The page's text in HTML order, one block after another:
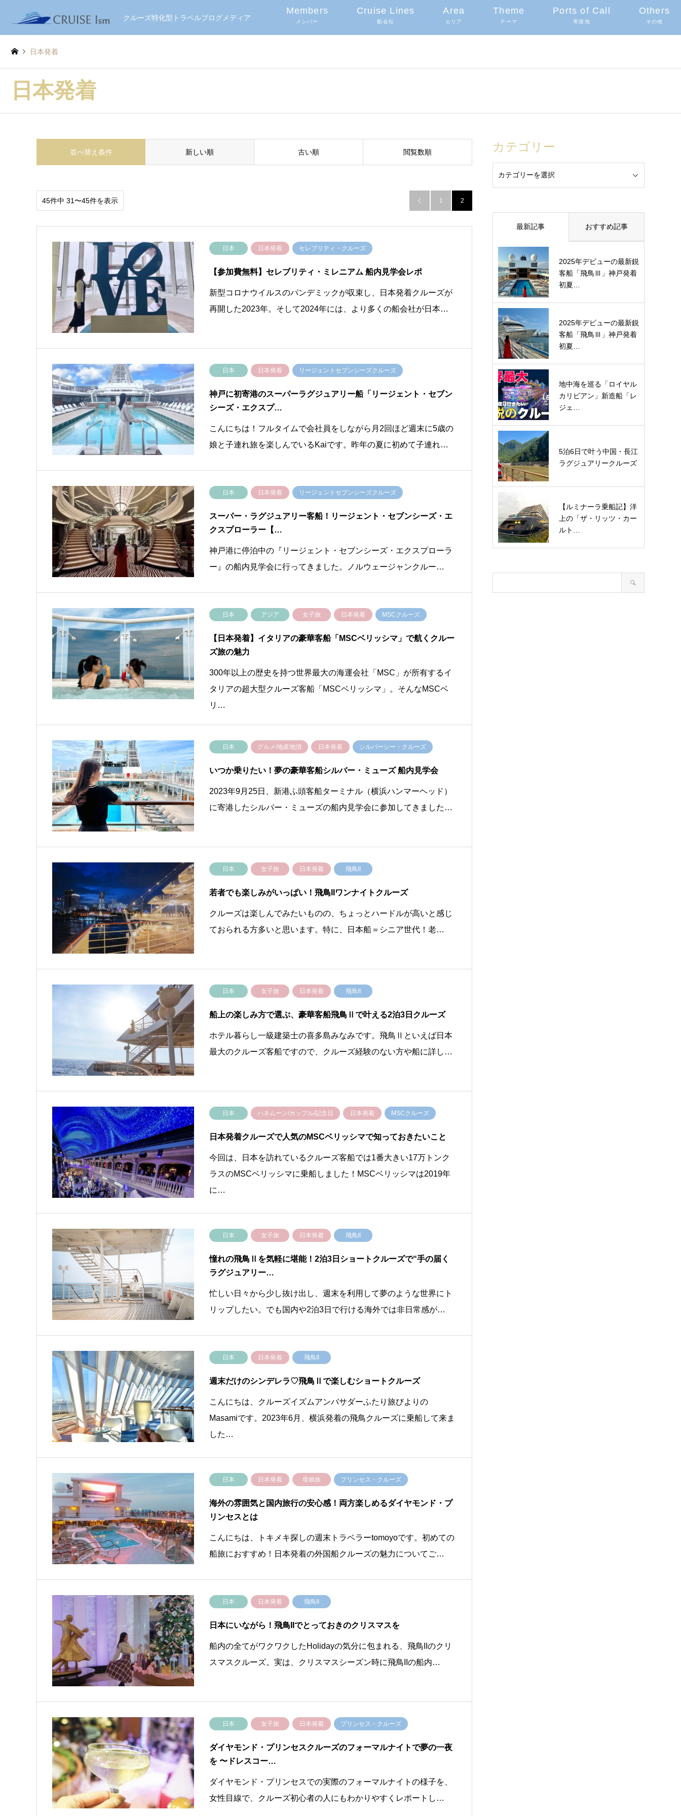
クルーズ特化型トラベルブログメディア
Members
メンバー
Cruise Lines
船会社
Area
エリア
Theme
テーマ
Ports of Call
寄港地
Others
その他
日本発着
日本発着
並べ替え条件 新しい順 古い順 閲覧数順
45件中 31〜45件を表示  1 2
日本 日本発着 セレブリティ・クルーズ
【参加費無料】セレブリティ・ミレニアム 船内見学会レポ
新型コロナウイルスのパンデミックが収束し、日本発着クルーズが
再開した2023年。そして2024年には、より多くの船会社が日本…
日本 日本発着 リージェントセブンシーズクルーズ
神戸に初寄港のスーパーラグジュアリー船「リージェント・セブン
シーズ・エクスプ…
こんにちは！フルタイムで会社員をしながら月2回ほど週末に5歳の
娘と子連れ旅を楽しんでいるKaiです。昨年の夏に初めて子連れ…
日本 日本発着 リージェントセブンシーズクルーズ
スーパー・ラグジュアリー客船！リージェント・セブンシーズ・エ
クスプローラー【…
神戸港に停泊中の『リージェント・セブンシーズ・エクスプローラ
ー』の船内見学会に行ってきました。ノルウェージャンクルー…
日本 アジア 女子旅 日本発着 MSCクルーズ
【日本発着】イタリアの豪華客船「MSCベリッシマ」で航くクルー
ズ旅の魅力
300年以上の歴史を持つ世界最大の海運会社「MSC」が所有するイ
タリアの超大型クルーズ客船「MSCベリッシマ」。そんなMSCベ
リ…
日本 グルメ/地産地消 日本発着 シルバーシー・クルーズ
いつか乗りたい！夢の豪華客船シルバー・ミューズ 船内見学会
2023年9月25日、新港ふ頭客船ターミナル（横浜ハンマーヘッド）
に寄港したシルバー・ミューズの船内見学会に参加してきました…
日本 女子旅 日本発着 飛鳥II
若者でも楽しみがいっぱい！飛鳥IIワンナイトクルーズ
クルーズは楽しんでみたいものの、ちょっとハードルが高いと感じ
ておられる方多いと思います。特に、日本船＝シニア世代！老…
日本 女子旅 日本発着 飛鳥II
船上の楽しみ方で選ぶ、豪華客船飛鳥Ⅱで叶える2泊3日クルーズ
ホテル暮らし一級建築士の喜多島みなみです。飛鳥Ⅱといえば日本
最大のクルーズ客船ですので、クルーズ経験のない方や船に詳し…
日本 ハネムーン/カップル/記念日 日本発着 MSCクルーズ
日本発着クルーズで人気のMSCベリッシマで知っておきたいこと
今回は、日本を訪れているクルーズ客船では1番大きい17万トンク
ラスのMSCベリッシマに乗船しました！MSCベリッシマは2019年
に…
日本 女子旅 日本発着 飛鳥II
憧れの飛鳥Ⅱを気軽に堪能！2泊3日ショートクルーズで“手の届く
ラグジュアリー…
忙しい日々から少し抜け出し、週末を利用して夢のような世界にト
リップしたい。でも国内や2泊3日で行ける海外では非日常感が…
日本 日本発着 飛鳥II
週末だけのシンデレラ♡飛鳥Ⅱで楽しむショートクルーズ
こんにちは、クルーズイズムアンバサダーふたり旅びよりの
Masamiです。2023年6月、横浜発着の飛鳥クルーズに乗船して来ま
した…
日本 日本発着 母娘旅 プリンセス・クルーズ
海外の雰囲気と国内旅行の安心感！両方楽しめるダイヤモンド・プ
リンセスとは
こんにちは、トキメキ探しの週末トラベラーtomoyoです。初めての
船旅におすすめ！日本発着の外国船クルーズの魅力についてご…
日本 日本発着 飛鳥II
日本にいながら！飛鳥IIでとっておきのクリスマスを
船内の全てがワクワクしたHolidayの気分に包まれる、飛鳥IIのクリ
スマスクルーズ。実は、クリスマスシーズン時に飛鳥IIの船内…
日本 女子旅 日本発着 プリンセス・クルーズ
ダイヤモンド・プリンセスクルーズのフォーマルナイトで夢の一夜
を 〜ドレスコー…
ダイヤモンド・プリンセスでの実際のフォーマルナイトの様子を、
女性目線で、クルーズ初心者の人にもわかりやすくレポートし…
カテゴリー
最新記事 おすすめ記事
2025年デビューの最新鋭
客船「飛鳥Ⅲ」神戸発着
初夏…
2025年デビューの最新鋭
客船「飛鳥Ⅲ」神戸発着
初夏…
地中海を巡る「ロイヤル
カリビアン」新造船「レ
ジェ…
5泊6日で叶う中国・長江
ラグジュアリークルーズ
【ルミナーラ乗船記】洋
上の「ザ・リッツ・カー
ルト…